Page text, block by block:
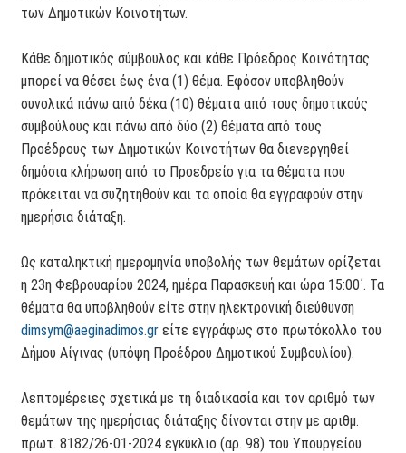
των Δημοτικών Κοινοτήτων.
Κάθε δημοτικός σύμβουλος και κάθε Πρόεδρος Κοινότητας
μπορεί να θέσει έως ένα (1) θέμα. Εφόσον υποβληθούν
συνολικά πάνω από δέκα (10) θέματα από τους δημοτικούς
συμβούλους και πάνω από δύο (2) θέματα από τους
Προέδρους των Δημοτικών Κοινοτήτων θα διενεργηθεί
δημόσια κλήρωση από το Προεδρείο για τα θέματα που
πρόκειται να συζητηθούν και τα οποία θα εγγραφούν στην
ημερήσια διάταξη.
Ως καταληκτική ημερομηνία υποβολής των θεμάτων ορίζεται
η 23η Φεβρουαρίου 2024, ημέρα Παρασκευή και ώρα 15:00΄. Τα
θέματα θα υποβληθούν είτε στην ηλεκτρονική διεύθυνση
dimsym@aeginadimos.gr είτε εγγράφως στο πρωτόκολλο του
Δήμου Αίγινας (υπόψη Προέδρου Δημοτικού Συμβουλίου).
Λεπτομέρειες σχετικά με τη διαδικασία και τον αριθμό των
θεμάτων της ημερήσιας διάταξης δίνονται στην με αριθμ.
πρωτ. 8182/26-01-2024 εγκύκλιο (αρ. 98) του Υπουργείου